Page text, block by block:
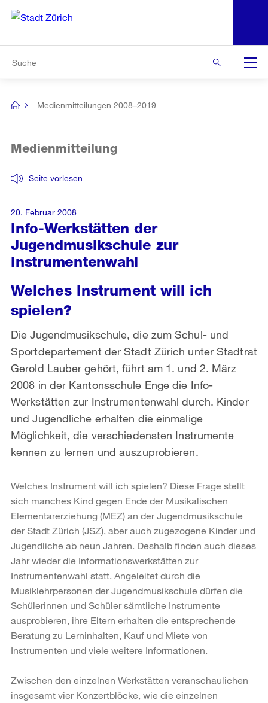
Navigation
[no
Medienmitteilungen 2008–2019
Info-Werkstätten der
Jugendmusikschule zur
Instrumentenwahl
Seite vorlesen
Medienmitteilung
Welches Instrument will ich
spielen?
Die Jugendmusikschule, die zum Schul- und
Sportdepartement der Stadt Zürich unter Stadtrat
Gerold Lauber gehört, führt am 1. und 2. März
2008 in der Kantonsschule Enge die Info-
Werkstätten zur Instrumentenwahl durch. Kinder
und Jugendliche erhalten die einmalige
Möglichkeit, die verschiedensten Instrumente
kennen zu lernen und auszuprobieren.
20. Februar 2008
Welches Instrument will ich spielen? Diese Frage stellt
sich manches Kind gegen Ende der Musikalischen
Elementarerziehung (MEZ) an der Jugendmusikschule
der Stadt Zürich (JSZ), aber auch zugezogene Kinder und
Jugendliche ab neun Jahren. Deshalb finden auch dieses
Jahr wieder die Informationswerkstätten zur
Instrumentenwahl statt. Angeleitet durch die
Musiklehrpersonen der Jugendmusikschule dürfen die
Schülerinnen und Schüler sämtliche Instrumente
ausprobieren, ihre Eltern erhalten die entsprechende
Beratung zu Lerninhalten, Kauf und Miete von
Instrumenten und viele weitere Informationen.
Zwischen den einzelnen Werkstätten veranschaulichen
insgesamt vier Konzertblöcke, wie die einzelnen